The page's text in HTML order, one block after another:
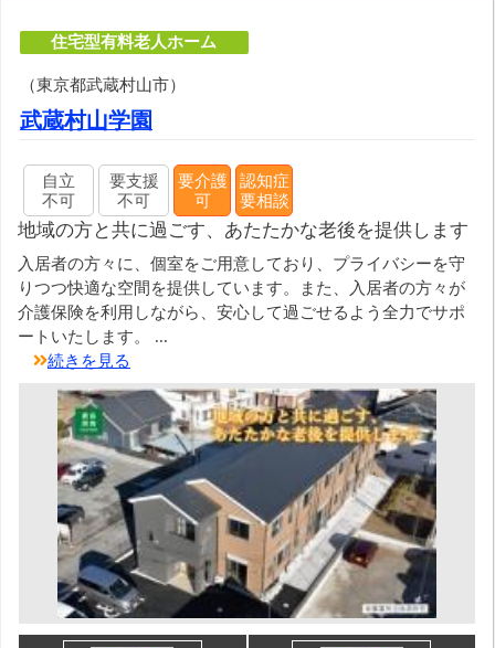
住宅型有料老人ホーム
（東京都武蔵村山市）
武蔵村山学園
自立
不可
要支援
不可
要介護
可
認知症
要相談
地域の方と共に過ごす、あたたかな老後を提供します
入居者の方々に、個室をご用意しており、プライバシーを守
りつつ快適な空間を提供しています。また、入居者の方々が
介護保険を利用しながら、安心して過ごせるよう全力でサポ
ートいたします。 ...
続きを見る